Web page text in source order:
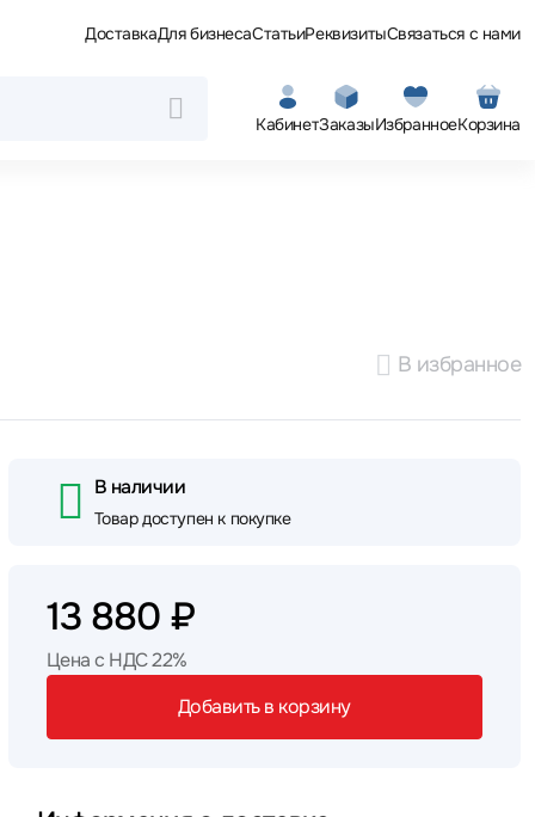
ДоставкаДля бизнесаСтатьиРеквизитыСвязаться с нами
КабинетЗаказыИзбранноеКорзина
В избранное
В наличии
Товар доступен к покупке
13 880 ₽
Цена с НДС 22%
Добавить в корзину